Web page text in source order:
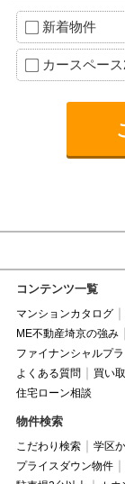
新着物件
カースペー
コンテンツ一覧
マンションカタログ
ME不動産埼京の強み
ファイナンシャルプ
よくある質問
買い
住宅ローン相談
物件検索
こだわり検索 学区
プライスダウン物件